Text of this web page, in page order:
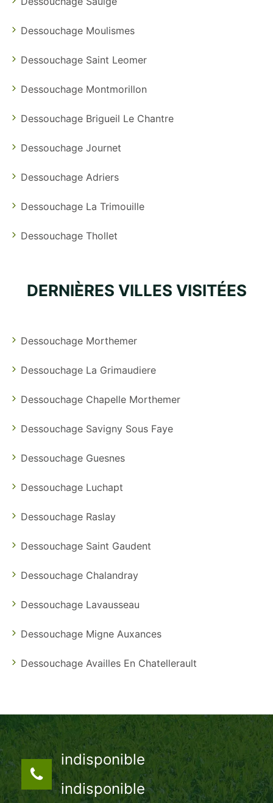
Dessouchage Moulismes
Dessouchage Saint Leomer
Dessouchage Montmorillon
Dessouchage Brigueil Le Chantre
Dessouchage Journet
Dessouchage Adriers
Dessouchage La Trimouille
Dessouchage Thollet
DERNIÈRES VILLES VISITÉES
Dessouchage Morthemer
Dessouchage La Grimaudiere
Dessouchage Chapelle Morthemer
Dessouchage Savigny Sous Faye
Dessouchage Guesnes
Dessouchage Luchapt
Dessouchage Raslay
Dessouchage Saint Gaudent
Dessouchage Chalandray
Dessouchage Lavausseau
Dessouchage Migne Auxances
Dessouchage Availles En Chatellerault
indisponible
indisponible